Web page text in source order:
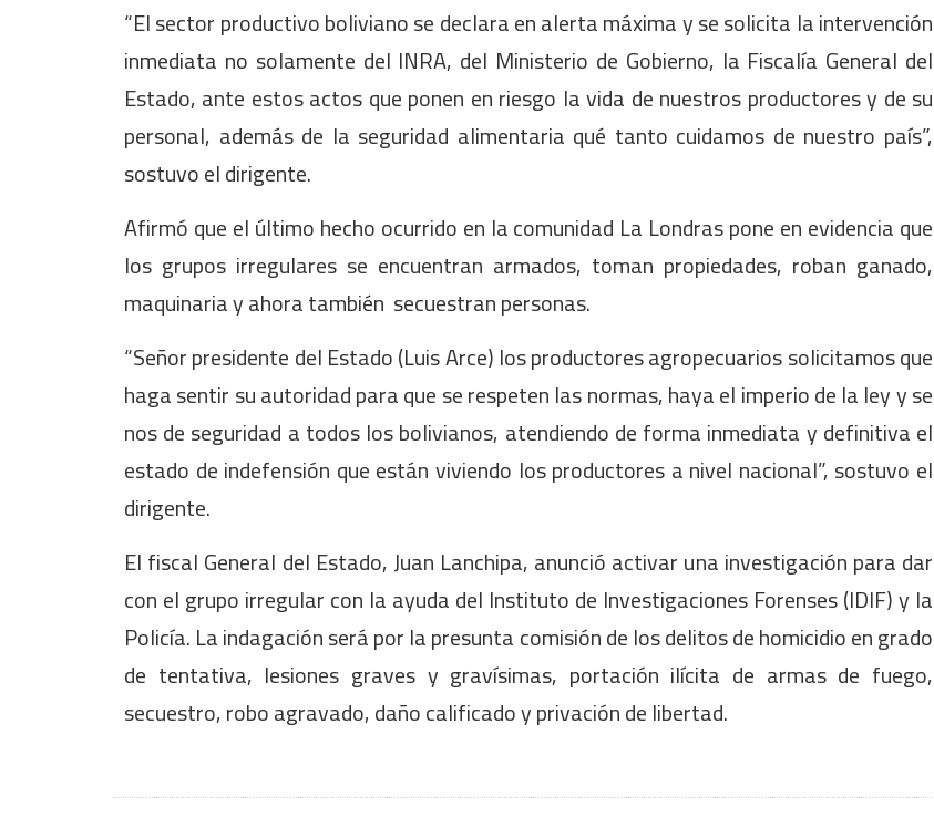
“El sector productivo boliviano se declara en alerta máxima y se solicita la intervención
inmediata no solamente del INRA, del Ministerio de Gobierno, la Fiscalía General del
Estado, ante estos actos que ponen en riesgo la vida de nuestros productores y de su
personal, además de la seguridad alimentaria qué tanto cuidamos de nuestro país”,
sostuvo el dirigente.
Afirmó que el último hecho ocurrido en la comunidad La Londras pone en evidencia que
los grupos irregulares se encuentran armados, toman propiedades, roban ganado,
maquinaria y ahora también secuestran personas.
“Señor presidente del Estado (Luis Arce) los productores agropecuarios solicitamos que
haga sentir su autoridad para que se respeten las normas, haya el imperio de la ley y se
nos de seguridad a todos los bolivianos, atendiendo de forma inmediata y definitiva el
estado de indefensión que están viviendo los productores a nivel nacional”, sostuvo el
dirigente.
El fiscal General del Estado, Juan Lanchipa, anunció activar una investigación para dar
con el grupo irregular con la ayuda del Instituto de Investigaciones Forenses (IDIF) y la
Policía. La indagación será por la presunta comisión de los delitos de homicidio en grado
de tentativa, lesiones graves y gravísimas, portación ilícita de armas de fuego,
secuestro, robo agravado, daño calificado y privación de libertad.